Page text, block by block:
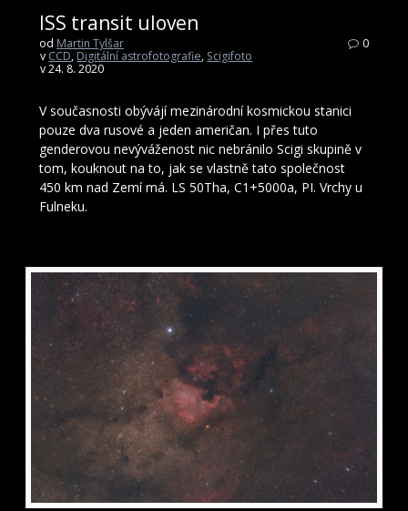
ISS transit uloven
od Martin Tylšar
v CCD, Digitální astrofotografie, Scigifoto
v 24. 8. 2020
0
V současnosti obývájí mezinárodní kosmickou stanici
pouze dva rusové a jeden američan. I přes tuto
genderovou nevýváženost nic nebránilo Scigi skupině v
tom, kouknout na to, jak se vlastně tato společnost
450 km nad Zemí má. LS 50Tha, C1+5000a, PI. Vrchy u
Fulneku.